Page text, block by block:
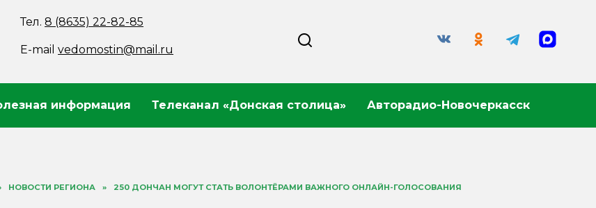
Тел.8 (8635) 22-82-85
E-mailvedomostin@mail.ru
информация Телеканал «Донская столица» Авторадио-Новочеркасск
НОВОСТИ РЕГИОНА » 250 ДОНЧАН МОГУТ СТАТЬ ВОЛОНТЁРАМИ ВАЖНОГО ОНЛАЙН-ГОЛОСОВАНИЯ